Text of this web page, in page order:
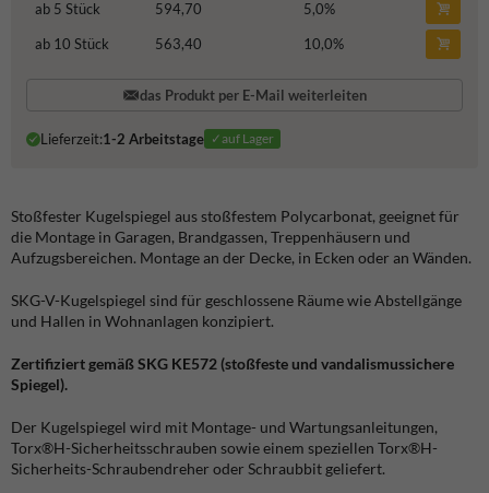
ab 5 Stück
594,70 5,0%
ab 10 Stück
563,40 10,0%
das Produkt per E-Mail weiterleiten
Lieferzeit:1-2 Arbeitstage ✓auf Lager
Stoßfester Kugelspiegel aus stoßfestem Polycarbonat, geeignet für
die Montage in Garagen, Brandgassen, Treppenhäusern und
Aufzugsbereichen. Montage an der Decke, in Ecken oder an Wänden.
SKG-V-Kugelspiegel sind für geschlossene Räume wie Abstellgänge
und Hallen in Wohnanlagen konzipiert.
Zertifiziert gemäß SKG KE572 (stoßfeste und vandalismussichere
Spiegel).
Der Kugelspiegel wird mit Montage- und Wartungsanleitungen,
Torx®H-Sicherheitsschrauben sowie einem speziellen Torx®H-
Sicherheits-Schraubendreher oder Schraubbit geliefert.